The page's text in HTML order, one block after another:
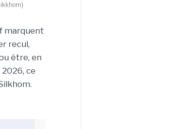
marquent
recul,
être, en
ce